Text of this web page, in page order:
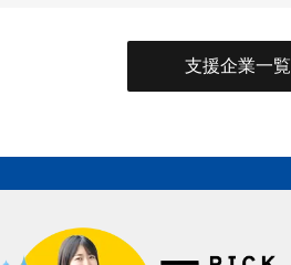
支援企業一覧